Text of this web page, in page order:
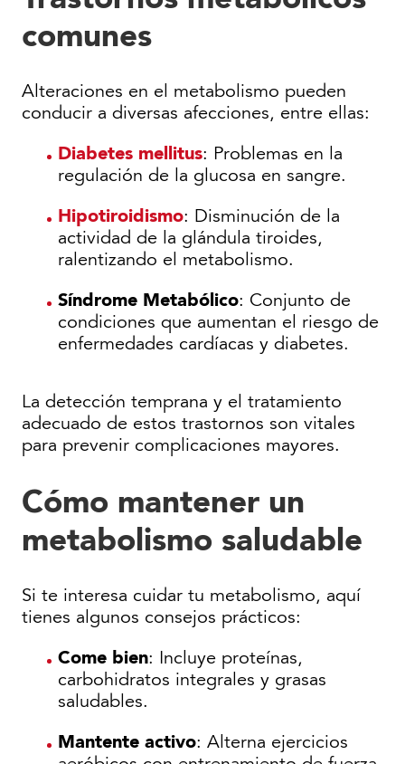
comunes
Alteraciones en el metabolismo pueden
conducir a diversas afecciones, entre ellas:
Diabetes mellitus: Problemas en la
regulación de la glucosa en sangre.
Hipotiroidismo: Disminución de la
actividad de la glándula tiroides,
ralentizando el metabolismo.
Síndrome Metabólico: Conjunto de
condiciones que aumentan el riesgo de
enfermedades cardíacas y diabetes.
La detección temprana y el tratamiento
adecuado de estos trastornos son vitales
para prevenir complicaciones mayores.
Cómo mantener un
metabolismo saludable
Si te interesa cuidar tu metabolismo, aquí
tienes algunos consejos prácticos:
Come bien: Incluye proteínas,
carbohidratos integrales y grasas
saludables.
Mantente activo: Alterna ejercicios